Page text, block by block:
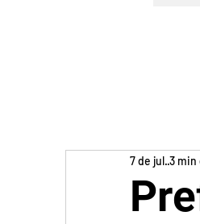
7 de jul.3 min